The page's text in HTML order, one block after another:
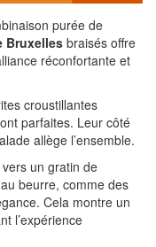
purée de
Bruxelles braisés offre
réconfortante et
croustillantes
parfaites. Leur côté
allège l’ensemble.
un gratin de
beurre, comme des
Cela montre un
l’expérience